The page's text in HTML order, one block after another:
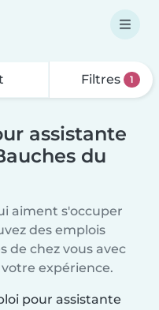
Filtres 1
assistante
du
aiment s'occuper
des emplois
de chez vous avec
expérience.
pour assistante